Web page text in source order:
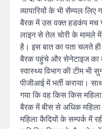
व्यापारियों के भी सैम्पल
बैरक में उस वक्त हडकंप मच
लाइन से तेल चोरी के मामले में
है। इस बात का पता चलते
बैरक पहुंचे और सेनेटाइज का
स्वास्थ्य विभाग की टीम भी
पीजीआई में भर्ती कराया।
गया कि वह किस किस
बैरक में बीस से अधिक
महिला कैदियों के सम्पर्क में